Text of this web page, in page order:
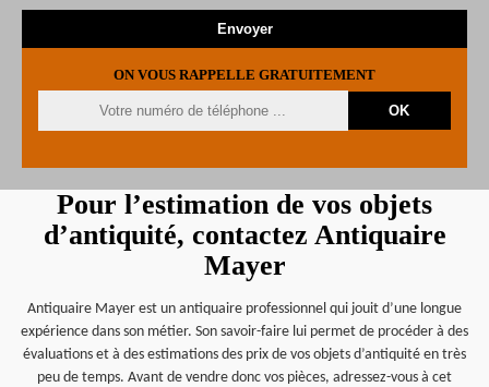
ON VOUS RAPPELLE GRATUITEMENT
Pour l’estimation de vos objets
d’antiquité, contactez Antiquaire
Mayer
Antiquaire Mayer est un antiquaire professionnel qui jouit d’une longue
expérience dans son métier. Son savoir-faire lui permet de procéder à des
évaluations et à des estimations des prix de vos objets d’antiquité en très
peu de temps. Avant de vendre donc vos pièces, adressez-vous à cet